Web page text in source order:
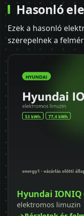
Hasonló
Ezek a hasonló
szerepelnek a
Hyundai IONIQ
elektromos limuzin